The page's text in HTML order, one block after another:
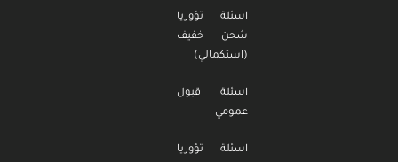
اسئلة تؤوريا
شحن خفيف
(استكمالي)
اسئلة قبول
عمومي
اسئلة تؤوريا